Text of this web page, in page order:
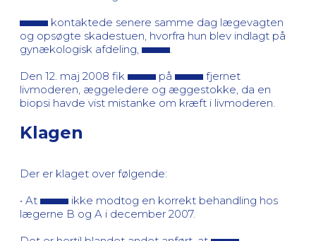
kontaktede senere samme dag lægevagten
og opsøgte skadestuen, hvorfra hun blev indlagt på
gynækologisk afdeling,
Den 12. maj 2008 fik
på
fjernet
livmoderen, æggeledere og æggestokke, da en
biopsi havde vist mistanke om kræft i livmoderen.
Klagen
Der er klaget over følgende:
• At
ikke modtog en korrekt behandling hos
lægerne B og A i december 2007.